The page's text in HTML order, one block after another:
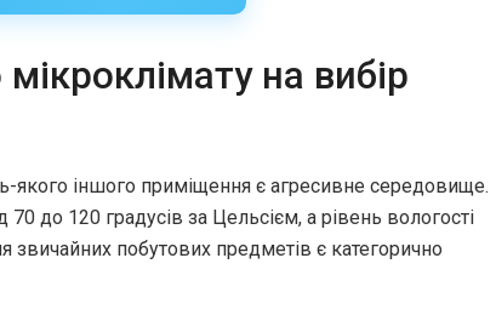
на вибір
якого іншого приміщення є агресивне середовище.
до 120 градусів за Цельсієм, а рівень вологості
звичайних побутових предметів є категорично